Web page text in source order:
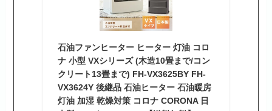
石油ファンヒーター ヒーター 灯油 コロ
ナ 小型 VXシリーズ (木造10畳まで/コン
クリート13畳まで) FH-VX3625BY FH-
VX3624Y 後継品 石油ヒーター 石油暖房
灯油 加湿 乾燥対策 コロナ CORONA 日